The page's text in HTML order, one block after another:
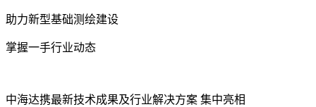
助力新型基础测绘建设
掌握一手行业动态
中海达携最新技术成果及行业解决方案 集中亮相